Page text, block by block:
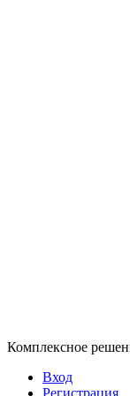
Комплексное
Вход
Регистрация